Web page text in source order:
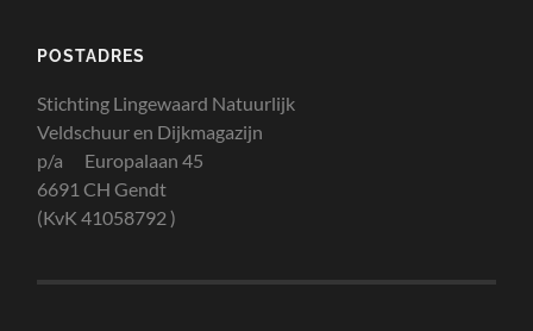
POSTADRES
Stichting Lingewaard Natuurlijk
Veldschuur en Dijkmagazijn
p/a Europalaan 45
6691 CH Gendt
(KvK 41058792 )